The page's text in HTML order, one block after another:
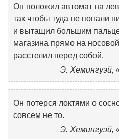
Он положил автомат на
так чтобы туда не попали
и вытащил большим
магазина прямо на
расстелил перед собой.
Э. Хемингуэй,
Он потерся локтями о
совсем не то.
Э. Хемингуэй,